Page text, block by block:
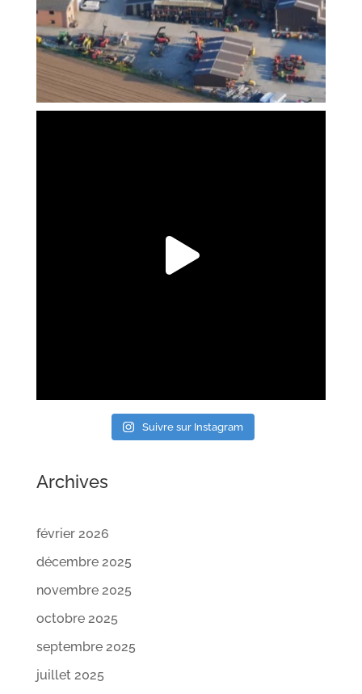
Suivre sur Instagram
Archives
février 2026
décembre 2025
novembre 2025
octobre 2025
septembre 2025
juillet 2025